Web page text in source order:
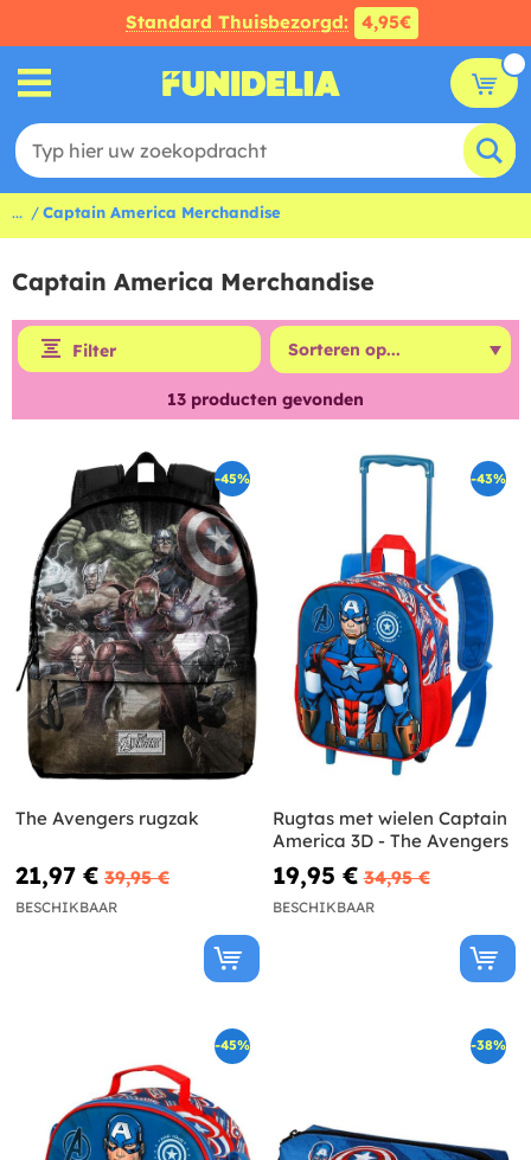
Standard Thuisbezorgd: 4,95€
... Captain America Merchandise
Captain America Merchandise
Filter
13 producten gevonden
-45%
The Avengers rugzak
21,97 € 39,95 €
BESCHIKBAAR
-43%
Rugtas met wielen Captain
America 3D - The Avengers
19,95 € 34,95 €
BESCHIKBAAR
-45% -38%